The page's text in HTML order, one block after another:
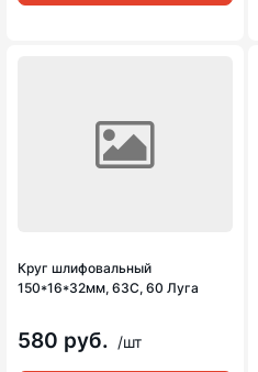
Круг шлифовальный
150*16*32мм, 63С, 60 Луга
580 руб. /шт